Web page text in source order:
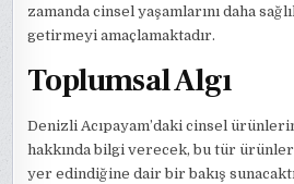
zamanda cinsel yaşamlarını daha
getirmeyi amaçlamaktadır.
Toplumsal Algı
Denizli Acıpayam’daki cinsel
hakkında bilgi verecek, bu tür
yer edindiğine dair bir bakış